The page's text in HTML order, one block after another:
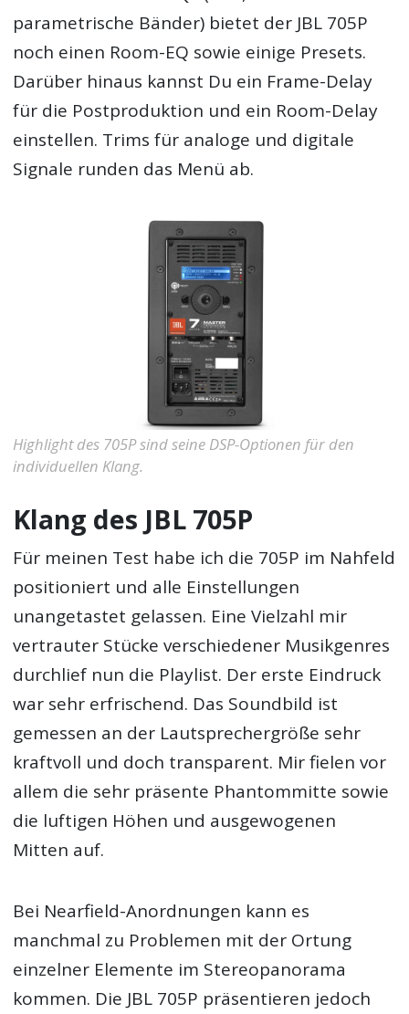
parametrische Bänder) bietet der JBL 705P
noch einen Room-EQ sowie einige Presets.
Darüber hinaus kannst Du ein Frame-Delay
für die Postproduktion und ein Room-Delay
einstellen. Trims für analoge und digitale
Signale runden das Menü ab.
Highlight des 705P sind seine DSP-Optionen für den
individuellen Klang.
Klang des JBL 705P
Für meinen Test habe ich die 705P im Nahfeld
positioniert und alle Einstellungen
unangetastet gelassen. Eine Vielzahl mir
vertrauter Stücke verschiedener Musikgenres
durchlief nun die Playlist. Der erste Eindruck
war sehr erfrischend. Das Soundbild ist
gemessen an der Lautsprechergröße sehr
kraftvoll und doch transparent. Mir fielen vor
allem die sehr präsente Phantommitte sowie
die luftigen Höhen und ausgewogenen
Mitten auf.
Bei Nearfield-Anordnungen kann es
manchmal zu Problemen mit der Ortung
einzelner Elemente im Stereopanorama
kommen. Die JBL 705P präsentieren jedoch